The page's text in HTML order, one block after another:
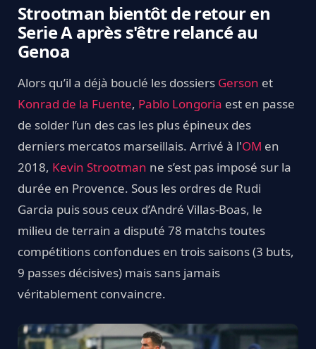
Strootman bientôt de retour en
Serie A après s'être relancé au
Genoa
Alors qu’il a déjà bouclé les dossiers Gerson et
Konrad de la Fuente, Pablo Longoria est en passe
de solder l’un des cas les plus épineux des
derniers mercatos marseillais. Arrivé à l'OM en
2018, Kevin Strootman ne s’est pas imposé sur la
durée en Provence. Sous les ordres de Rudi
Garcia puis sous ceux d’André Villas-Boas, le
milieu de terrain a disputé 78 matchs toutes
compétitions confondues en trois saisons (3 buts,
9 passes décisives) mais sans jamais
véritablement convaincre.